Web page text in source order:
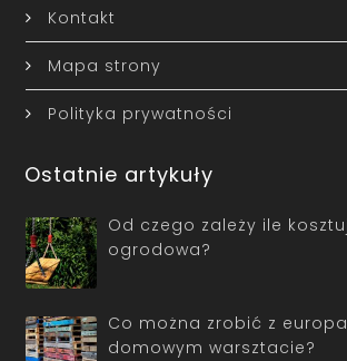
Kontakt
Mapa strony
Polityka prywatności
Ostatnie artykuły
Od czego zależy ile
ogrodowa?
Co można zrobić z
domowym warsztacie?